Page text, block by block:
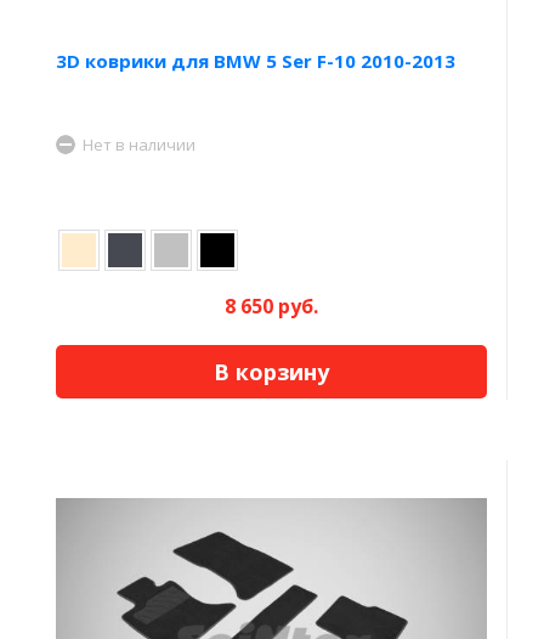
3D коврики для BMW 5 Ser F-10 2010-2013
Нет в наличии
8 650 руб.
В корзину